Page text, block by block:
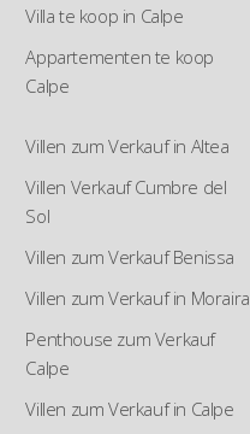
Villa te koop in Calpe
Appartementen te koop
Calpe
Villen zum Verkauf in Altea
Villen Verkauf Cumbre del
Sol
Villen zum Verkauf Benissa
Villen zum Verkauf in Moraira
Penthouse zum Verkauf
Calpe
Villen zum Verkauf in Calpe